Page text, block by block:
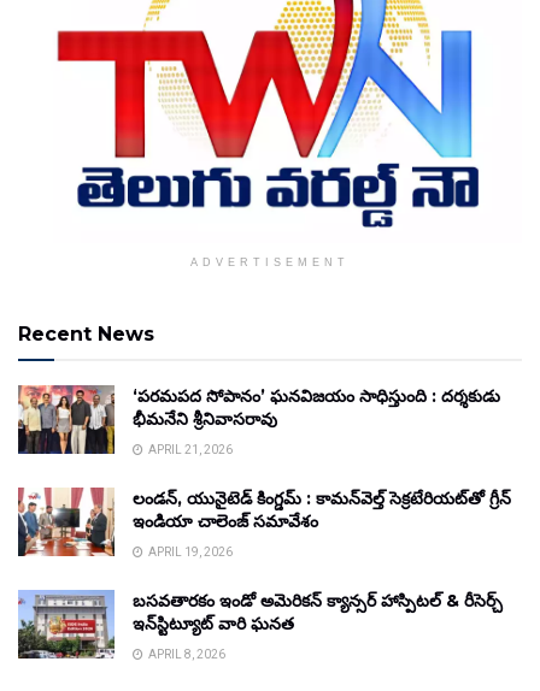
ADVERTISEMENT
Recent News
‘పరమపద సోపానం’ ఘనవిజయం సాధిస్తుంది : దర్శకుడు
భీమనేని శ్రీనివాసరావు
APRIL 21, 2026
లండన్, యునైటెడ్ కింగ్డమ్ : కామన్‌వెల్త్ సెక్రటేరియట్‌తో గ్రీన్
ఇండియా చాలెంజ్ సమావేశం
APRIL 19, 2026
బసవతారకం ఇండో అమెరికన్ క్యాన్సర్ హాస్పిటల్ & రీసెర్చ్
ఇన్‌స్టిట్యూట్ వారి ఘనత
APRIL 8, 2026